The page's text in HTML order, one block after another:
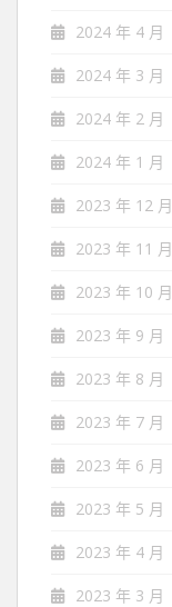
2024 年 4 月
2024 年 3 月
2024 年 2 月
2024 年 1 月
2023 年 12 月
2023 年 11 月
2023 年 10 月
2023 年 9 月
2023 年 8 月
2023 年 7 月
2023 年 6 月
2023 年 5 月
2023 年 4 月
2023 年 3 月